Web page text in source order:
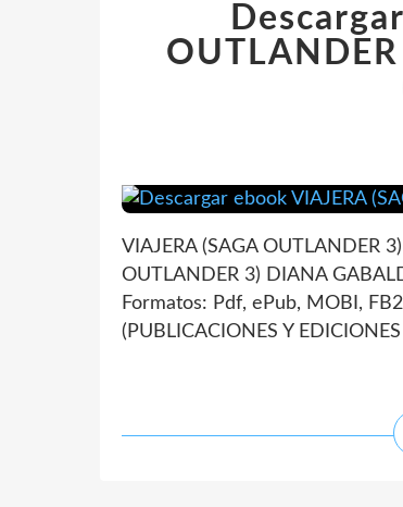
VIAJERA (SAGA OUTLANDER
OUTLANDER 3) DIANA
Formatos: Pdf, ePub, MOBI,
(PUBLICACIONES Y